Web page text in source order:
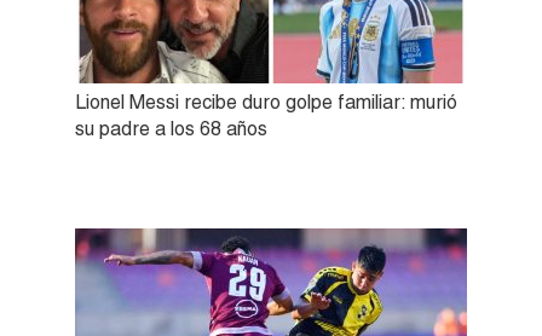
Lionel Messi recibe duro golpe familiar: murió
su padre a los 68 años